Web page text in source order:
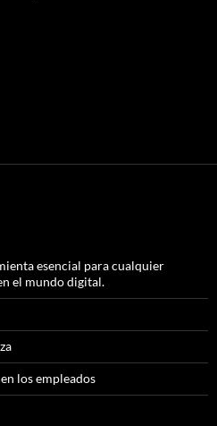
esencial para cualquier
el mundo digital.
los empleados